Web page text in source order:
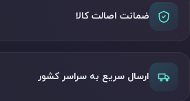
ضمانت اصالت کالا
ارسال سریع به سراسر کشور